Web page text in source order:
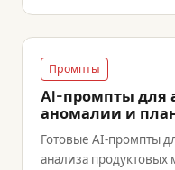
Промпты
AI-промпты для
аномалии и
Готовые AI-промпты
анализа